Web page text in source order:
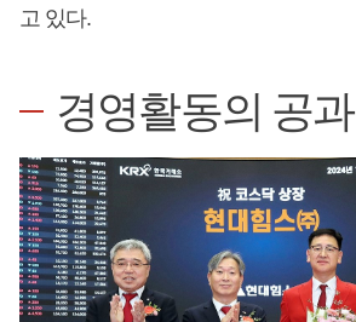
고 있다.
경영활동의 공과